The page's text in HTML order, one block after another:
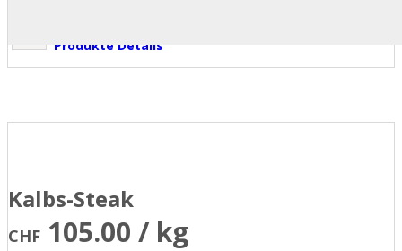
Produkte Details
Kalbs-Steak
CHF 105.00 / kg